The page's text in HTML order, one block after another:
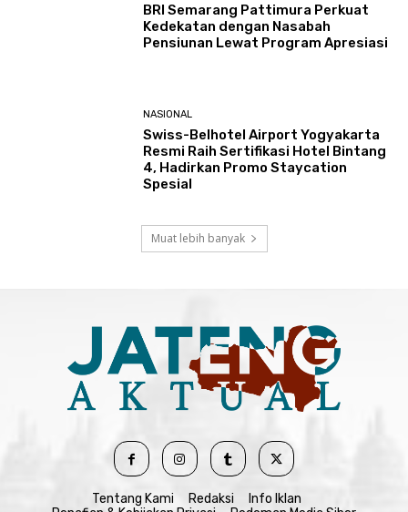
BRI Semarang Pattimura Perkuat
Kedekatan dengan Nasabah
Pensiunan Lewat Program Apresiasi
NASIONAL
Swiss-Belhotel Airport Yogyakarta
Resmi Raih Sertifikasi Hotel Bintang
4, Hadirkan Promo Staycation
Spesial
Muat lebih banyak
Tentang Kami Redaksi
Info Iklan